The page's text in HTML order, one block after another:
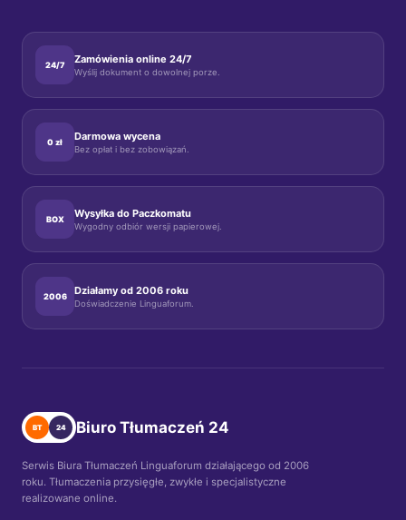
24/7 Zamówienia online 24/7
Wyślij dokument o dowolnej porze.
0 zł Darmowa wycena
Bez opłat i bez zobowiązań.
BOX Wysyłka do Paczkomatu
Wygodny odbiór wersji papierowej.
2006 Działamy od 2006 roku
Doświadczenie Linguaforum.
BT 24 Biuro Tłumaczeń 24
Serwis Biura Tłumaczeń Linguaforum działającego od 2006
roku. Tłumaczenia przysięgłe, zwykłe i specjalistyczne
realizowane online.